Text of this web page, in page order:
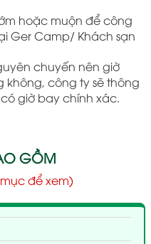
hoặc muộn để công
Ger Camp/ Khách sạn
chuyến nên giờ
công ty sẽ thông
giờ bay chính xác.
GỒM
để xem)